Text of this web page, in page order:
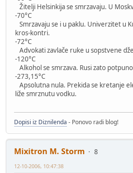
Žitelji Helsinkija se smrzavaju. U
-70°C
Smrzavaju se i u paklu. Univerzitet u
kros-kontri.
-72°C
Advokati zavlače ruke u sopstvene
-120°C
Alkohol se smrzava. Rusi zato
-273,15°C
Apsolutna nula. Prekida se kretanje
liže smrznutu vodku.
Dopisi iz Diznilenda - Ponovo radi blog!
Mixitron M. Storm
8
12-10-2006, 10:47:38